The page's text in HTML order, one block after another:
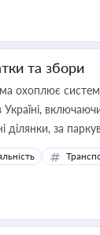
та збори
охоплює